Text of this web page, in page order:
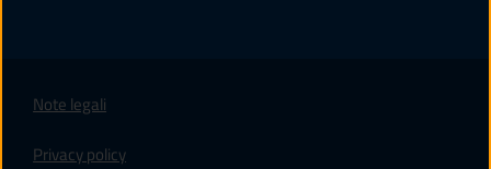
Note legali
Privacy policy